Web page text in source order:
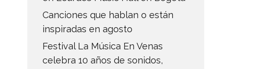
Canciones que hablan o están
inspiradas en agosto
Festival La Música En Venas
celebra 10 años de sonidos,